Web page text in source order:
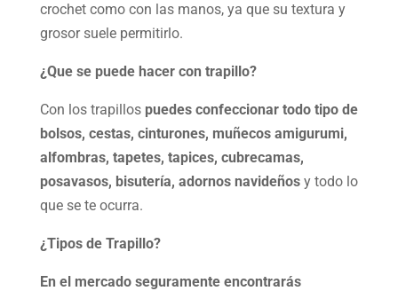
crochet como con las manos, ya que su textura y
grosor suele permitirlo.
¿Que se puede hacer con trapillo?
Con los trapillos puedes confeccionar todo tipo de
bolsos, cestas, cinturones, muñecos amigurumi,
alfombras, tapetes, tapices, cubrecamas,
posavasos, bisutería, adornos navideñosy todo lo
que se te ocurra.
¿Tipos de Trapillo?
En el mercado seguramente encontrarás